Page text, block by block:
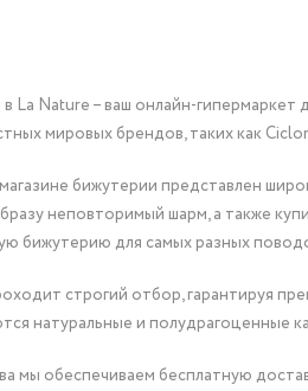
La Nature – ваш онлайн-
мировых брендов, таких как
бижутерии представлен
неповторимый шарм, а также
бижутерию для самых разных
строгий отбор, гарантируя
натуральные и полудрагоценные
мы обеспечиваем бесплатную